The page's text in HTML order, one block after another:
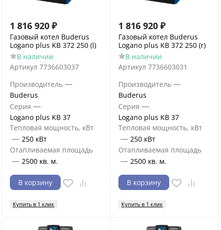
1 816 920 ₽
Газовый котел Buderus
Logano plus KB 372 250 (l)
В наличии
Артикул 7736603037
Производитель —
Buderus
Серия —
Logano plus KB 37
Тепловая мощность, кВт
— 250 кВт
Отапливаемая площадь
— 2500 кв. м.
В корзину
Купить в 1 клик
1 816 920 ₽
Газовый котел Buderus
Logano plus KB 372 250 (r)
В наличии
Артикул 7736603031
Производитель —
Buderus
Серия —
Logano plus KB 37
Тепловая мощность, кВт
— 250 кВт
Отапливаемая площадь
— 2500 кв. м.
В корзину
Купить в 1 клик